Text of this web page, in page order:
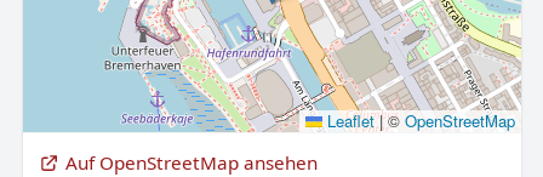
Leaflet |© OpenStreetMap
Auf OpenStreetMap ansehen